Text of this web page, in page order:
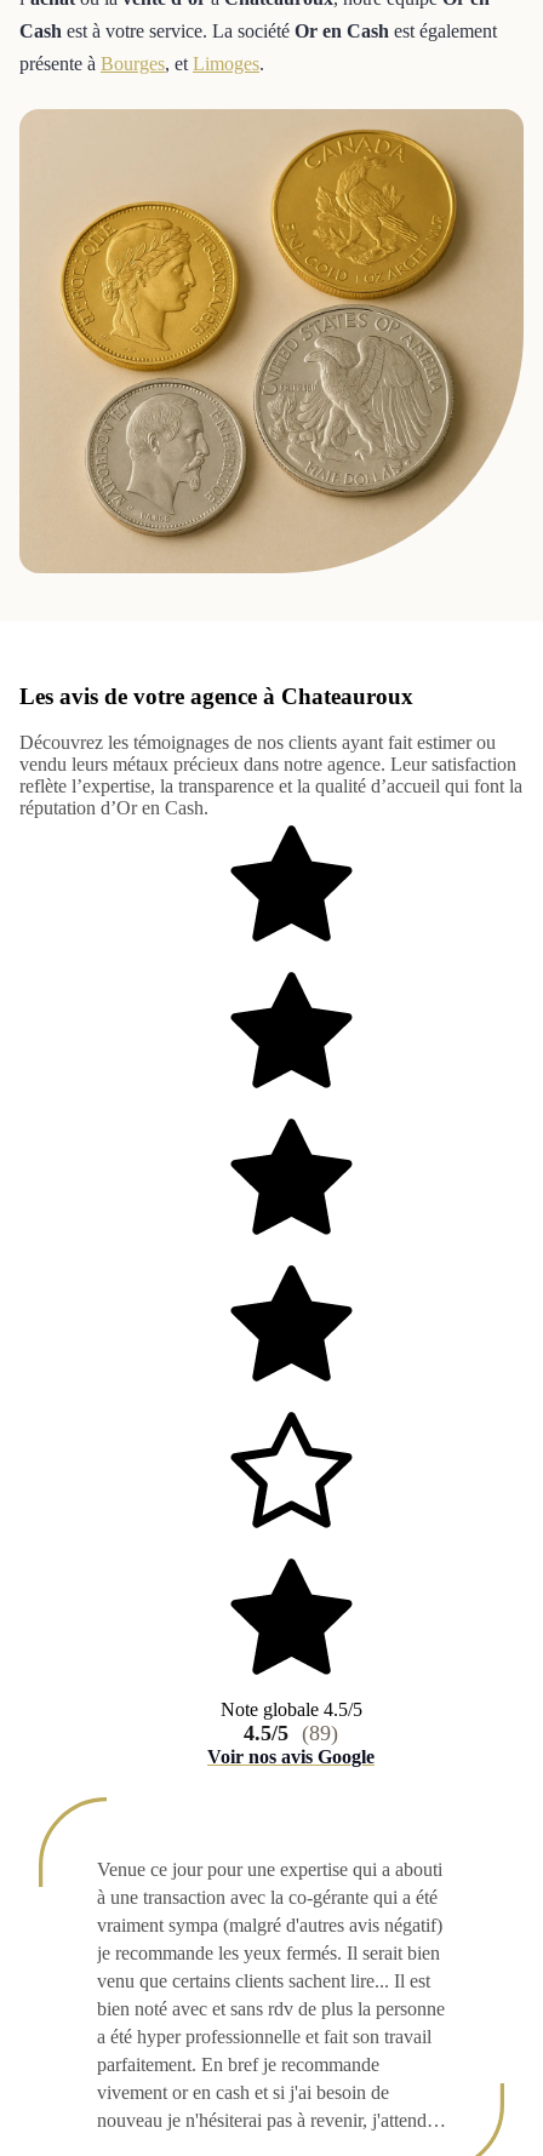
Cash est à votre service. La société Or en Cash est également
présente à Bourges, et Limoges.
Les avis de votre agence à Chateauroux
Découvrez les témoignages de nos clients ayant fait estimer ou
vendu leurs métaux précieux dans notre agence. Leur satisfaction
reflète l’expertise, la transparence et la qualité d’accueil qui font la
réputation d’Or en Cash.
Note globale 4.5/5
4.5/5 (89)
Voir nos avis Google
Venue ce jour pour une expertise qui a abouti
à une transaction avec la co-gérante qui a été
vraiment sympa (malgré d'autres avis négatif)
je recommande les yeux fermés. Il serait bien
venu que certains clients sachent lire... Il est
bien noté avec et sans rdv de plus la personne
a été hyper professionnelle et fait son travail
parfaitement. En bref je recommande
vivement or en cash et si j'ai besoin de
nouveau je n'hésiterai pas à revenir, j'attends